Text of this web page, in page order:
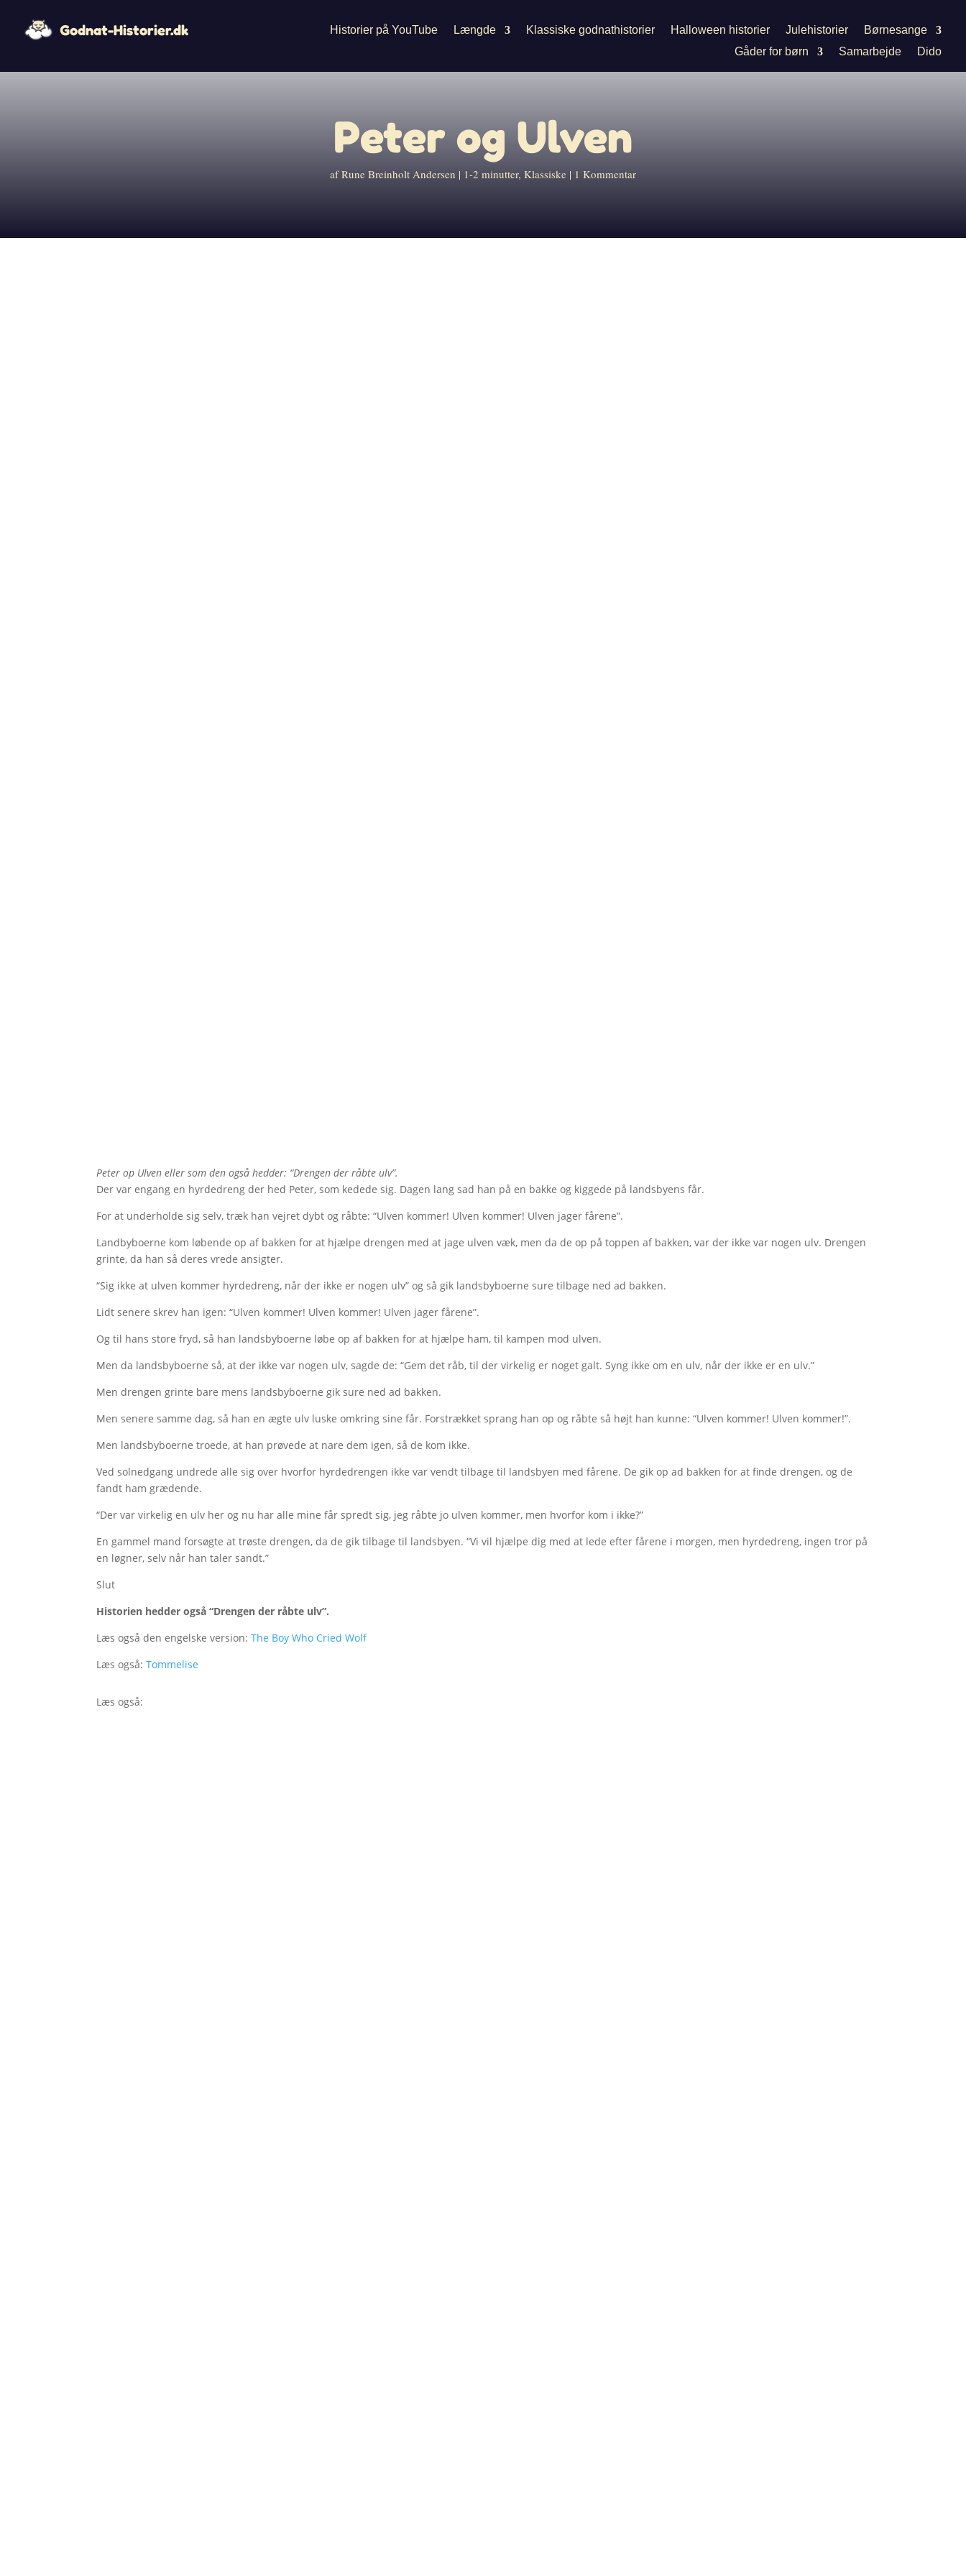
Godnat-Historier.dk Historier på YouTube Længde Klassiske godnathistorier Halloween historier Julehistorier
Børnesange
Gåder for børn
Samarbejde Dido
Peter og Ulven
afRune Breinholt Andersen 1-2 minutter, Klassiske 1 Kommentar
Peter op Ulven eller som den også hedder: “Drengen der råbte ulv”.
Der var engang en hyrdedreng der hed Peter, som kedede sig. Dagen lang sad han på en bakke og kiggede på landsbyens får.
For at underholde sig selv, træk han vejret dybt og råbte: “Ulven kommer! Ulven kommer! Ulven jager fårene”.
Landbyboerne kom løbende op af bakken for at hjælpe drengen med at jage ulven væk, men da de op på toppen af bakken, var der ikke var nogen ulv. Drengen
grinte, da han så deres vrede ansigter.
“Sig ikke at ulven kommer hyrdedreng, når der ikke er nogen ulv” og så gik landsbyboerne sure tilbage ned ad bakken.
Lidt senere skrev han igen: “Ulven kommer! Ulven kommer! Ulven jager fårene”.
Og til hans store fryd, så han landsbyboerne løbe op af bakken for at hjælpe ham, til kampen mod ulven.
Men da landsbyboerne så, at der ikke var nogen ulv, sagde de: “Gem det råb, til der virkelig er noget galt. Syng ikke om en ulv, når der ikke er en ulv.”
Men drengen grinte bare mens landsbyboerne gik sure ned ad bakken.
Men senere samme dag, så han en ægte ulv luske omkring sine får. Forstrækket sprang han op og råbte så højt han kunne: “Ulven kommer! Ulven kommer!”.
Men landsbyboerne troede, at han prøvede at nare dem igen, så de kom ikke.
Ved solnedgang undrede alle sig over hvorfor hyrdedrengen ikke var vendt tilbage til landsbyen med fårene. De gik op ad bakken for at finde drengen, og de
fandt ham grædende.
“Der var virkelig en ulv her og nu har alle mine får spredt sig, jeg råbte jo ulven kommer, men hvorfor kom i ikke?”
En gammel mand forsøgte at trøste drengen, da de gik tilbage til landsbyen. “Vi vil hjælpe dig med at lede efter fårene i morgen, men hyrdedreng, ingen tror på
en løgner, selv når han taler sandt.”
Slut
Historien hedder også “Drengen der råbte ulv”.
Læs også den engelske version:The Boy Who Cried Wolf
Læs også:Tommelise
Læs også: